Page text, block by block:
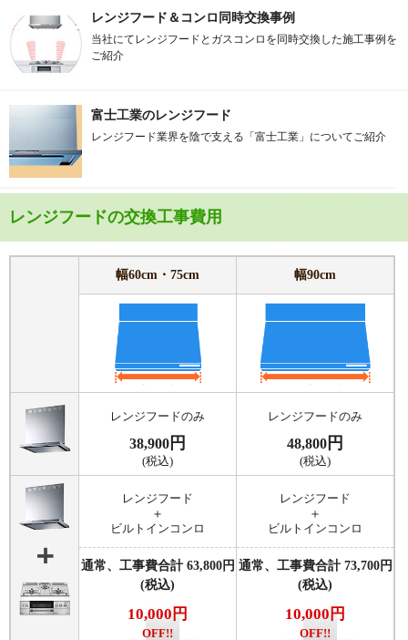
レンジフード＆コンロ同時交換事例
当社にてレンジフードとガスコンロを同時交換した施工事例を
ご紹介
富士工業のレンジフード
レンジフード業界を陰で支える「富士工業」についてご紹介
レンジフードの交換工事費用
幅60cm・75cm 幅90cm
レンジフードのみ
38,900 円
(税込)
レンジフードのみ
48,800 円
(税込)
レンジフード
＋
ビルトインコンロ
通常、工事費合計 63,800円
(税込)
10,000円
OFF!!
レンジフード
＋
ビルトインコンロ
通常、工事費合計 73,700円
(税込)
10,000円
OFF!!